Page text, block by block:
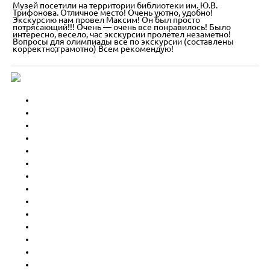
Музей посетили на территории библиотеки им. Ю.В.
Трифонова. Отличное место! Очень уютно, удобно!
Экскурсию нам провел Максим! Он был просто
потрясающий!!! Очень — очень все понравилось! Было
интересно, весело, час экскурсии пролетел незаметно!
Вопросы для олимпиады все по экскурсии (составлены
корректно;грамотно) Всем рекомендую!